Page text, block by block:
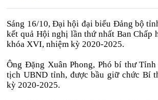
Sáng 16/10, Đại hội đại biểu Đảng bộ
kết quả Hội nghị lần thứ nhất Ban Chấp
khóa XVI, nhiệm kỳ 2020-2025.
Ông Đặng Xuân Phong, Phó bí thư
tịch UBND tỉnh, được bầu giữ chức Bí
kỳ 2020-2025.